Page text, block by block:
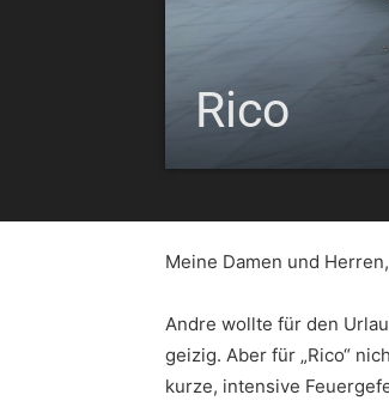
Rico
Meine Damen und Herren,
Andre wollte für den
geizig. Aber für „Rico“
kurze, intensive